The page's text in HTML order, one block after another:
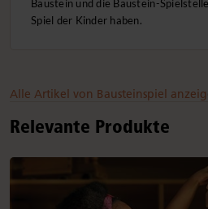
Baustein und die Baustein-
Spiel der Kinder haben.
Alle Artikel von Bausteinspiel
Relevante Produkte